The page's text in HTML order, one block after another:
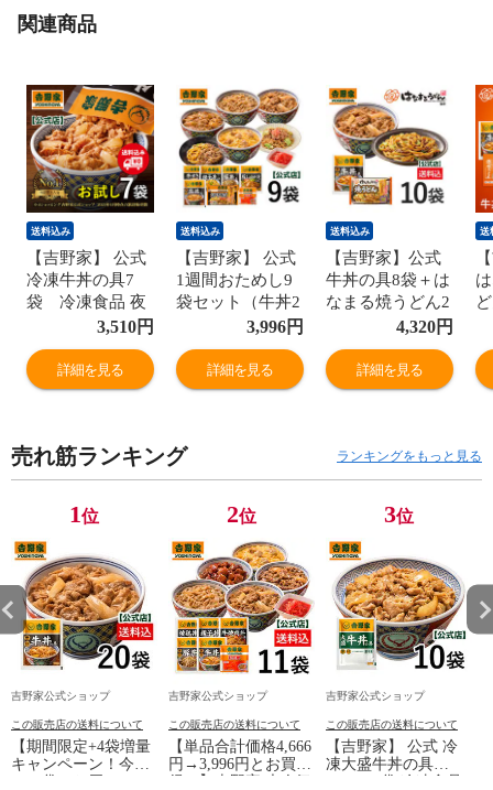
関連商品
送料込み
【吉野家】 公式
冷凍牛丼の具7
袋 冷凍食品 夜
食 お昼ごはん ギ
フト・仕送りに
も！ 送料込み
3,510円
詳細を見る
送料込み
【吉野家】 公式
1週間おためし9
袋セット（牛丼2
袋・豚丼1袋・牛
すき1袋 ・豚し
ょうが焼1袋・親
子丼1袋・牛肉焼
方におもおすす
め！ 冷凍食品 夜
3,996円
詳細を見る
送料込み
【吉野家】公式
牛丼の具8袋＋は
なまる焼うどん2
袋【冷凍】冷凍
食品 送料込み レ
ンジ調理
4,320円
詳細を見る
送
/
売れ筋ランキング ランキングをもっと見る
1位
吉野家公式ショップ
この販売店の送料について
【期間限定+4袋増量
キャンペーン！今だ
2位
吉野家公式ショップ
この販売店の送料について
【単品合計価格4,666
円→3,996円とお買
3位
吉野家公式ショップ
この販売店の送料について
【吉野家】 公式 冷
凍大盛牛丼の具